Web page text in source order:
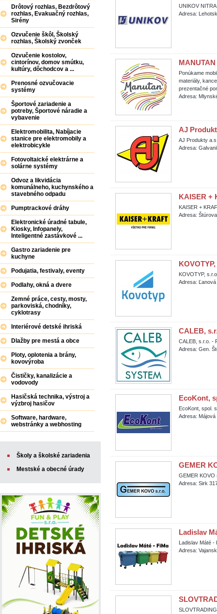
Drôtový rozhlas, Bezdrôtový
rozhlas, Evakuačný rozhlas,
Sirény
Ozvučenie škôl, Školský
rozhlas, Školský zvonček
Ozvučenie kostolov,
cintorínov, domov smútku,
kultúry, dôchodcov a ...
Prenosné ozvučovacie
systémy
Športové zariadenie a
potreby, Športové náradie a
vybavenie
Elektromobilita, Nabíjacie
stanice pre elektromobily a
elektrobicykle
Fotovoltaické elektrárne a
solárne systémy
Odvoz a likvidácia
komunálneho, kuchynského a
stavebného odpadu
Pumptrackové dráhy
Elektronické úradné tabule,
Kiosky, Infopanely,
Inteligentné zastávkové ...
Gastro zariadenie pre
kuchyne
Podujatia, festivaly, eventy
Podlahy, okná a dvere
Zemné práce, cesty, mosty,
parkoviská, chodníky,
cyklotrasy
Interiérové detské ihriská
Dlažby pre mestá a obce
Ploty, oplotenia a brány,
kovovýroba
Čističky, kanalizácie a
vodovody
Hasičská technika, výstroj a
výzbroj hasičov
Software, hardware,
webstránky a webhosting
Školy a školské zariadenia
Mestské a obecné úrady
UNIKOV
Adresa:
Ponúkame
materiály,
prezentačné
Adresa:
AJ
AJ Produkty
Adresa:
KAISER +
KAISER +
Adresa:
KOVOTYP,
Adresa:
CALEB,
CALEB, s.r.o. -
Adresa: Gen.
EcoKont,
EcoKont, spol.
Adresa:
GEMER
GEMER KOVO
Adresa: Sirk
Ladislav
Ladislav Máté -
Adresa: